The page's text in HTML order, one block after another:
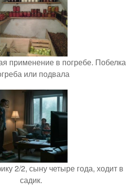
применение в погребе. Побелка
или подвала
2/2, сыну четыре года, ходит в
садик.